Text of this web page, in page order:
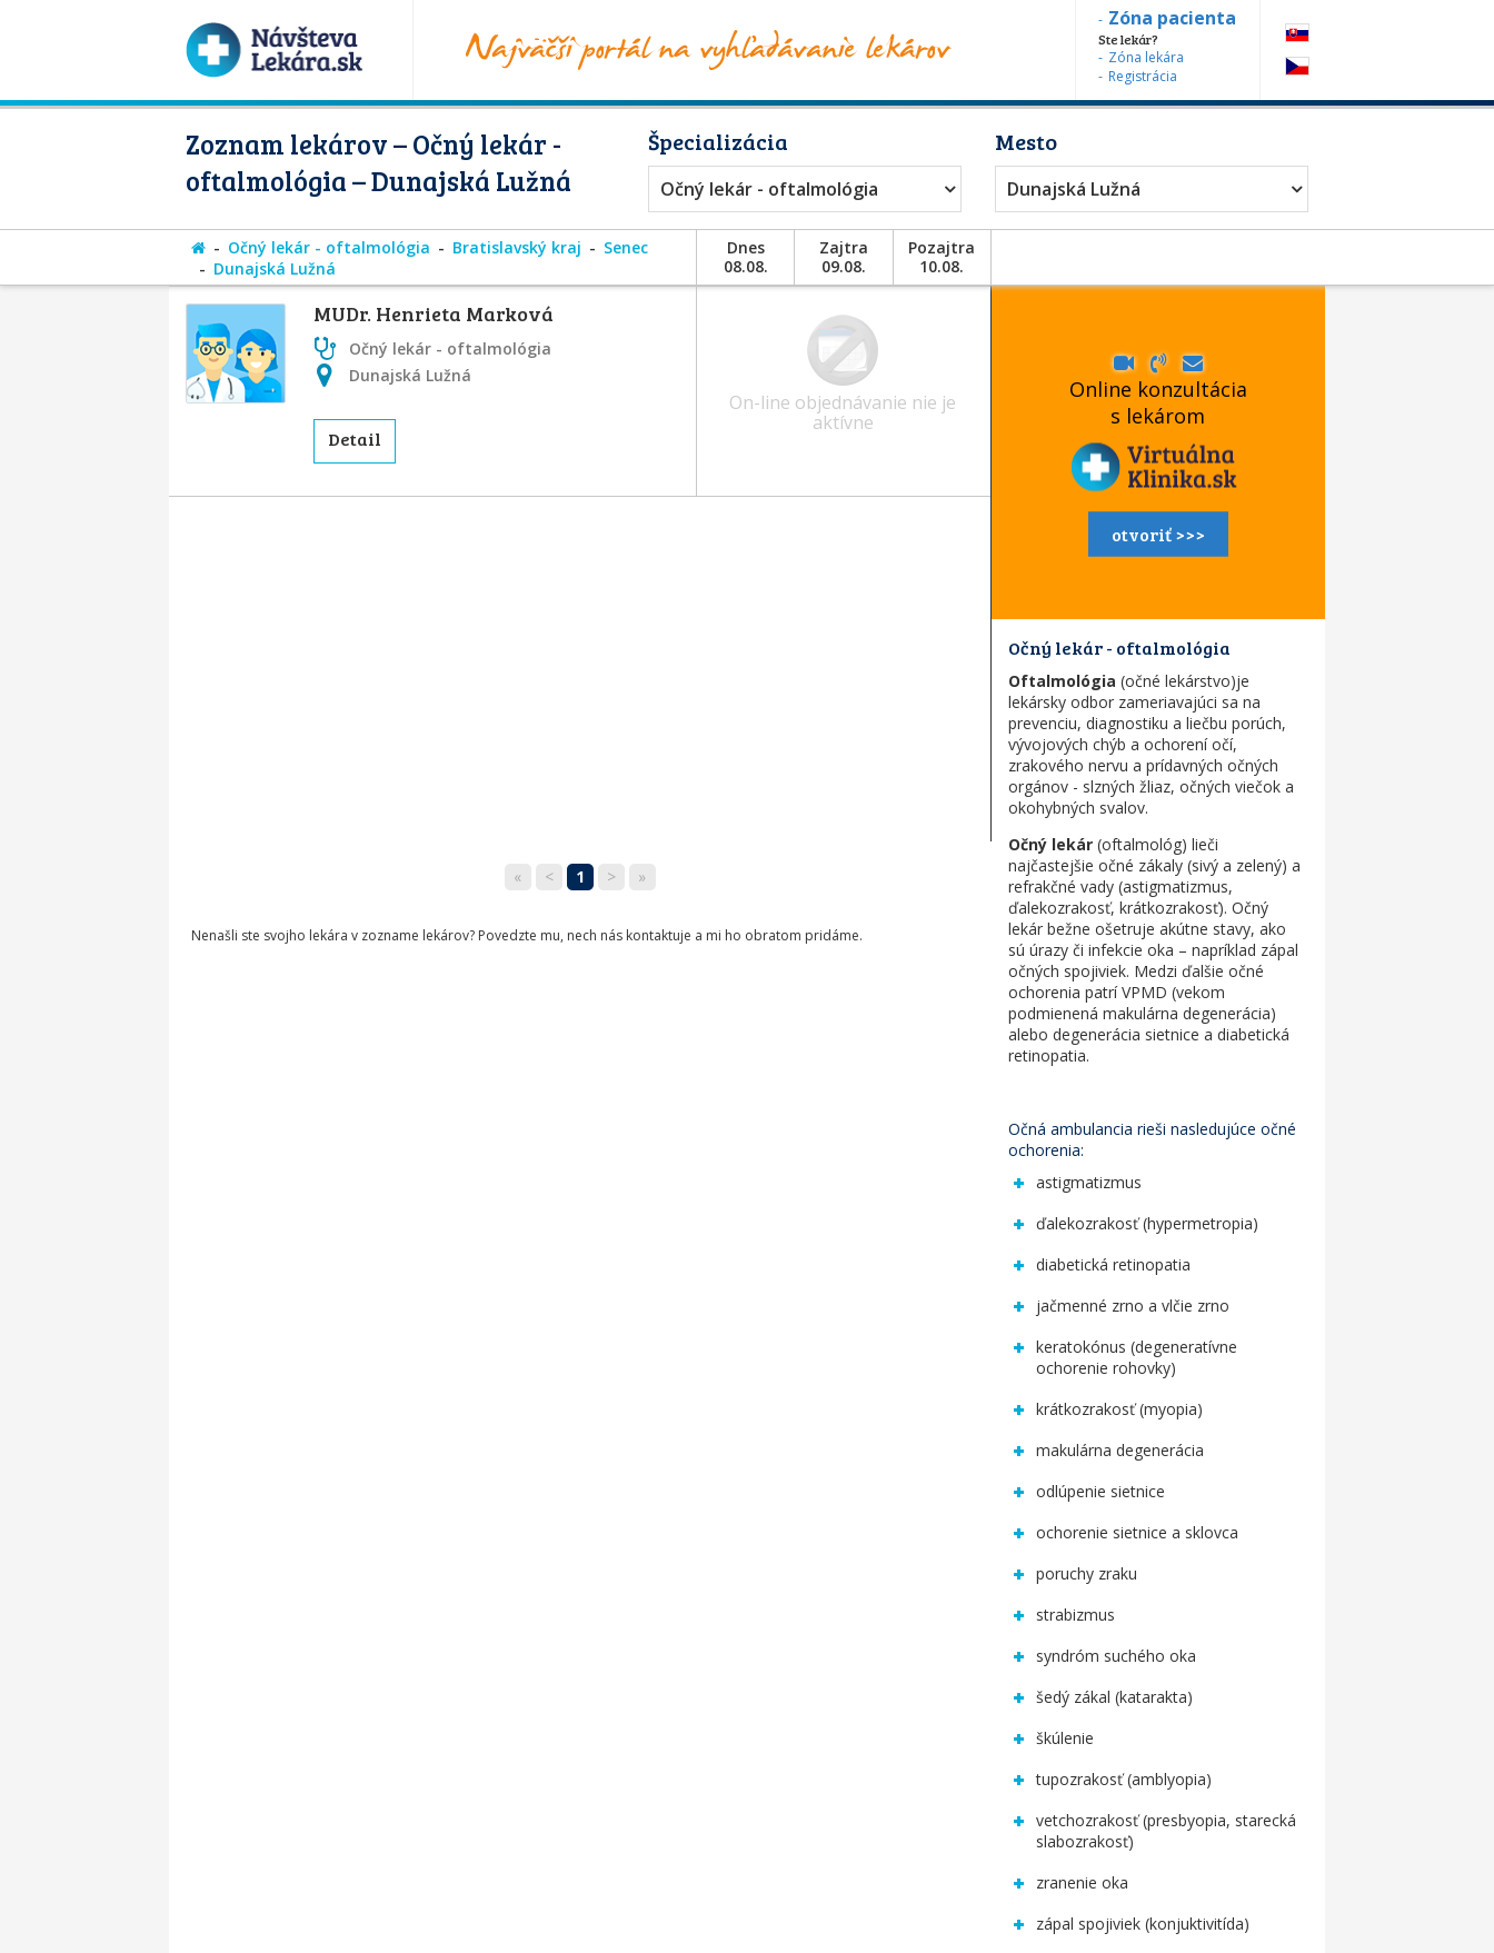
Zóna pacienta
Ste lekár?
Zóna lekára
Registrácia
Zoznam lekárov – Očný lekár -
oftalmológia – Dunajská Lužná
Špecializácia
Očný lekár - oftalmológia
Mesto
Dunajská Lužná
Očný lekár - oftalmológia Bratislavský kraj
Senec
Dunajská Lužná
Dnes
08.08.
Zajtra
09.08.
Pozajtra
10.08.
MUDr. Henrieta Marková
Očný lekár - oftalmológia
Dunajská Lužná
Detail
On-line objednávanie nie je
aktívne
« < 1 > »
Nenašli ste svojho lekára v zozname lekárov? Povedzte mu, nech nás kontaktuje a mi ho obratom pridáme.
Online konzultácia
s lekárom
otvoriť >>>
Očný lekár - oftalmológia
Oftalmológia (očné lekárstvo)je
lekársky odbor zameriavajúci sa na
prevenciu, diagnostiku a liečbu porúch,
vývojových chýb a ochorení očí,
zrakového nervu a prídavných očných
orgánov - slzných žliaz, očných viečok a
okohybných svalov.
Očný lekár(oftalmológ) lieči
najčastejšie očné zákaly (sivý a zelený) a
refrakčné vady (astigmatizmus,
ďalekozrakosť, krátkozrakosť). Očný
lekár bežne ošetruje akútne stavy, ako
sú úrazy či infekcie oka – napríklad zápal
očných spojiviek. Medzi ďalšie očné
ochorenia patrí VPMD (vekom
podmienená makulárna degenerácia)
alebo degenerácia sietnice a diabetická
retinopatia.
Očná ambulancia rieši nasledujúce očné
ochorenia:
astigmatizmus
ďalekozrakosť (hypermetropia)
diabetická retinopatia
jačmenné zrno a vlčie zrno
keratokónus (degeneratívne
ochorenie rohovky)
krátkozrakosť (myopia)
makulárna degenerácia
odlúpenie sietnice
ochorenie sietnice a sklovca
poruchy zraku
strabizmus
syndróm suchého oka
šedý zákal (katarakta)
škúlenie
tupozrakosť (amblyopia)
vetchozrakosť (presbyopia, starecká
slabozrakosť)
zranenie oka
zápal spojiviek (konjuktivitída)